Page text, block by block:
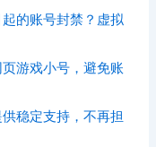
的账号封禁？虚拟
游戏小号，避免账
稳定支持，不再担